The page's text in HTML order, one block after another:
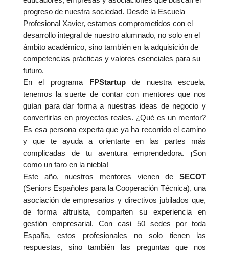
progreso de nuestra sociedad. Desde la Escuela
Profesional Xavier, estamos comprometidos con el
desarrollo integral de nuestro alumnado, no solo en el
ámbito académico, sino también en la adquisición de
competencias prácticas y valores esenciales para su
futuro.
En el programa FPStartupde nuestra escuela,
tenemos la suerte de contar con mentores que nos
guían para dar forma a nuestras ideas de negocio y
convertirlas en proyectos reales. ¿Qué es un mentor?
Es esa persona experta que ya ha recorrido el camino
y que te ayuda a orientarte en las partes más
complicadas de tu aventura emprendedora. ¡Son
como un faro en la niebla!
Este año, nuestros mentores vienen deSECOT
(Seniors Españoles para la Cooperación Técnica), una
asociación de empresarios y directivos jubilados que,
de forma altruista, comparten su experiencia en
gestión empresarial. Con casi 50 sedes por toda
España, estos profesionales no solo tienen las
respuestas, sino también las preguntas que nos